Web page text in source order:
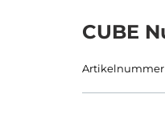
CUBE
Artikelnummer